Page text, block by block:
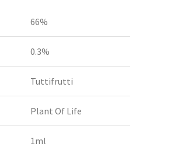
66%
0.3%
Tuttifrutti
Plant Of Life
1ml